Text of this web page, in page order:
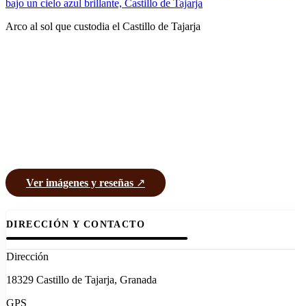
Arco al sol que custodia el Castillo de Tajarja
Ver imágenes y reseñas ↗
DIRECCIÓN Y CONTACTO
Dirección
18329 Castillo de Tajarja, Granada
GPS